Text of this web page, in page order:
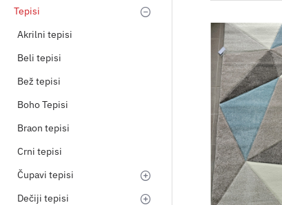
140x200
200x250
200x290
250x350
Tepisi
Akrilni tepisi
Beli tepisi
Bež tepisi
Boho Tepisi
Braon tepisi
Crni tepisi
Čupavi tepisi
Dečiji tepisi